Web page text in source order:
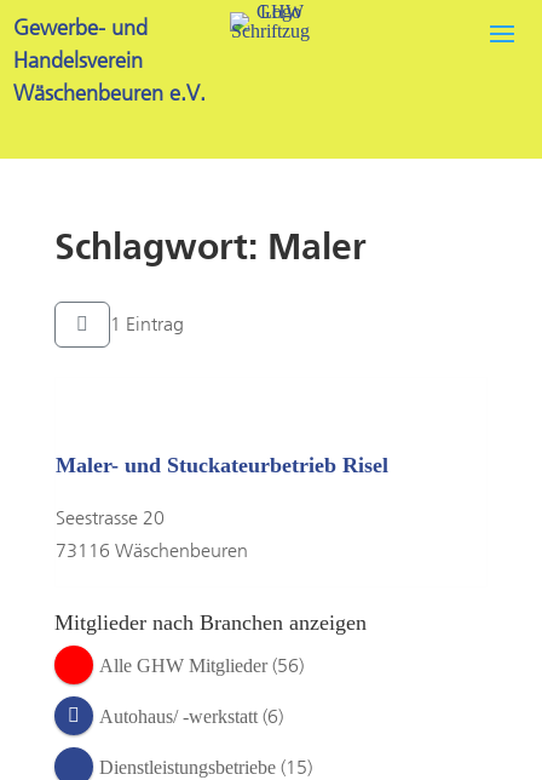
Gewerbe- und
Handelsverein
Wäschenbeuren e.V.
Schlagwort: Maler
1 Eintrag
Maler- und Stuckateurbetrieb Risel
Seestrasse 20
73116 Wäschenbeuren
Mitglieder nach Branchen anzeigen
Alle GHW Mitglieder (56)
Autohaus/ -werkstatt (6)
Dienstleistungsbetriebe (15)